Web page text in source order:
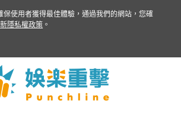
使用者獲得最佳體驗，通過我們的網站，您確
新隱私權政策 。